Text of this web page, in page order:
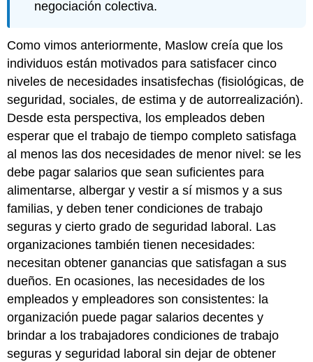
negociación colectiva.
Como vimos anteriormente, Maslow creía que los
individuos están motivados para satisfacer cinco
niveles de necesidades insatisfechas (fisiológicas, de
seguridad, sociales, de estima y de autorrealización).
Desde esta perspectiva, los empleados deben
esperar que el trabajo de tiempo completo satisfaga
al menos las dos necesidades de menor nivel: se les
debe pagar salarios que sean suficientes para
alimentarse, albergar y vestir a sí mismos y a sus
familias, y deben tener condiciones de trabajo
seguras y cierto grado de seguridad laboral. Las
organizaciones también tienen necesidades:
necesitan obtener ganancias que satisfagan a sus
dueños. En ocasiones, las necesidades de los
empleados y empleadores son consistentes: la
organización puede pagar salarios decentes y
brindar a los trabajadores condiciones de trabajo
seguras y seguridad laboral sin dejar de obtener